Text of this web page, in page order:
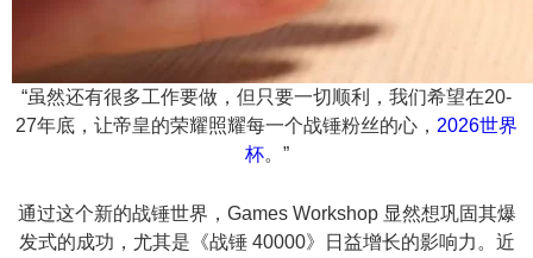
“虽然还有很多工作要做，但只要一切顺利，我们希望在20-
27年底，让帝皇的荣耀照耀每一个战锤粉丝的心， 2026世界
杯。”
通过这个新的战锤世界，Games Workshop 显然想巩固其爆
发式的成功，尤其是《战锤 40000》日益增长的影响力。近